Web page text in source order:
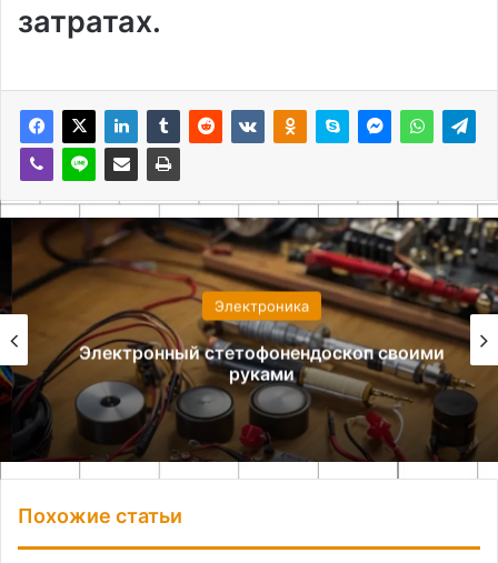
затратах.
Электроника
Электронный стетофонендоскоп своими
руками
Похожие статьи